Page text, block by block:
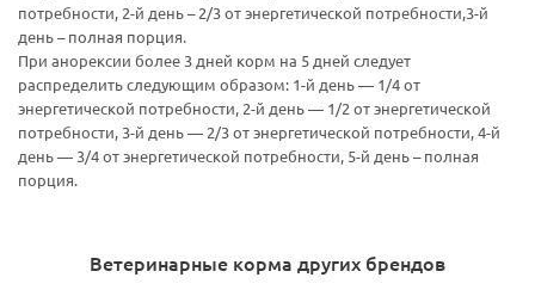
потребности, 2-й день – 2/3 от энергетической потребности,3-й
день – полная порция.
При анорексии более 3 дней корм на 5 дней следует
распределить следующим образом: 1-й день — 1/4 от
энергетической потребности, 2-й день — 1/2 от энергетической
потребности, 3-й день — 2/3 от энергетической потребности, 4-й
день — 3/4 от энергетической потребности, 5-й день – полная
порция.
Ветеринарные корма других брендов